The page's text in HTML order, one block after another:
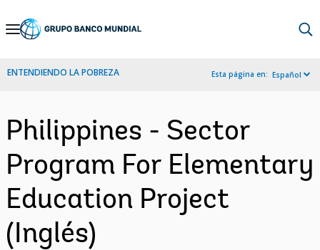
Skip
Navigation
ENTENDIENDO LA POBREZA Esta página en: Español
Philippines - Sector
Program For Elementary
Education Project
(Inglés)